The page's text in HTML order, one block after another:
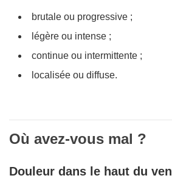
brutale ou progressive ;
légère ou intense ;
continue ou intermittente ;
localisée ou diffuse.
Où avez-vous mal ?
Douleur dans le haut du